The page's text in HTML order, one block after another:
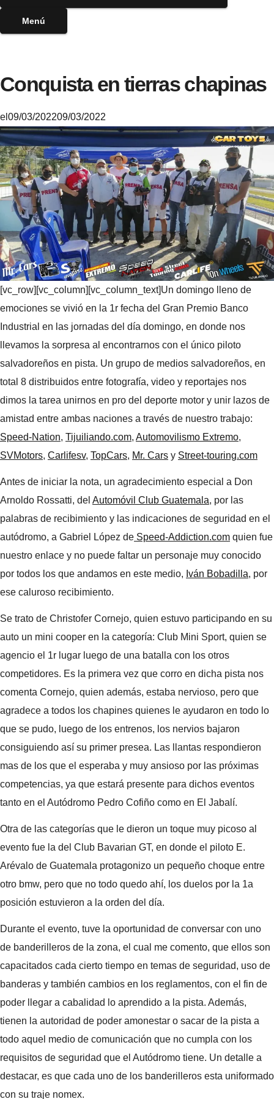
Menú
Conquista en tierras chapinas
M
i
k
e
el 09/03/202209/03/2022
[vc_row][vc_column][vc_column_text]Un domingo lleno de
emociones se vivió en la 1r fecha del Gran Premio Banco
Industrial en las jornadas del día domingo, en donde nos
llevamos la sorpresa al encontrarnos con el único piloto
salvadoreños en pista. Un grupo de medios salvadoreños, en
total 8 distribuidos entre fotografía, video y reportajes nos
dimos la tarea unirnos en pro del deporte motor y unir lazos de
amistad entre ambas naciones a través de nuestro trabajo:
Speed-Nation, Tijuiliando.com, Automovilismo Extremo,
SVMotors, Carlifesv, TopCars, Mr. Cars y Street-touring.com
Antes de iniciar la nota, un agradecimiento especial a Don
Arnoldo Rossatti, del Automóvil Club Guatemala, por las
palabras de recibimiento y las indicaciones de seguridad en el
autódromo, a Gabriel López de Speed-Addiction.com quien fue
nuestro enlace y no puede faltar un personaje muy conocido
por todos los que andamos en este medio, Iván Bobadilla, por
ese caluroso recibimiento.
Se trato de Christofer Cornejo, quien estuvo participando en su
auto un mini cooper en la categoría: Club Mini Sport, quien se
agencio el 1r lugar luego de una batalla con los otros
competidores. Es la primera vez que corro en dicha pista nos
comenta Cornejo, quien además, estaba nervioso, pero que
agradece a todos los chapines quienes le ayudaron en todo lo
que se pudo, luego de los entrenos, los nervios bajaron
consiguiendo así su primer presea. Las llantas respondieron
mas de los que el esperaba y muy ansioso por las próximas
competencias, ya que estará presente para dichos eventos
tanto en el Autódromo Pedro Cofiño como en El Jabalí.
Otra de las categorías que le dieron un toque muy picoso al
evento fue la del Club Bavarian GT, en donde el piloto E.
Arévalo de Guatemala protagonizo un pequeño choque entre
otro bmw, pero que no todo quedo ahí, los duelos por la 1a
posición estuvieron a la orden del día.
Durante el evento, tuve la oportunidad de conversar con uno
de banderilleros de la zona, el cual me comento, que ellos son
capacitados cada cierto tiempo en temas de seguridad, uso de
banderas y también cambios en los reglamentos, con el fin de
poder llegar a cabalidad lo aprendido a la pista. Además,
tienen la autoridad de poder amonestar o sacar de la pista a
todo aquel medio de comunicación que no cumpla con los
requisitos de seguridad que el Autódromo tiene. Un detalle a
destacar, es que cada uno de los banderilleros esta uniformado
con su traje nomex.